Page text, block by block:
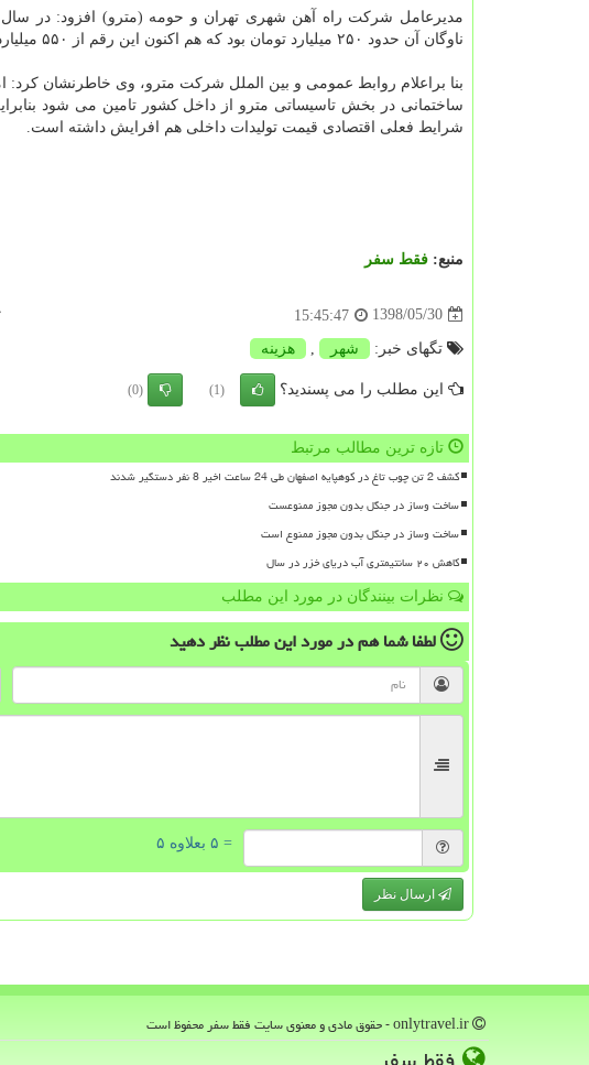
ناوگان آن حدود ۲۵۰ میلیارد تومان بود كه هم اكنون این رقم از ۵۵۰ میلیارد تومان فراتر رفته است و رقم آن برای سال آینده قابل پیشبینی نیست.
بنا براعلام روابط عمومی و بین الملل شركت مترو، وی خاطرنشان كرد:
ساختمانی در بخش تاسیساتی مترو از داخل كشور تامین می شود
شرایط فعلی اقتصادی قیمت تولیدات داخلی هم افرایش داشته است.
منبع: فقط سفر
1398/05/30
15:45:47
تگهای خبر: شهر هزینه
این مطلب را می پسندید؟ (1)
(0)
تازه ترین مطالب مرتبط
کشف 2 تن چوب تاغ در کوهپایه اصفهان طی 24 ساعت اخیر 8 نفر دستگیر شدند
ساخت وساز در جنگل بدون مجوز ممنوعست
ساخت وساز در جنگل بدون مجوز ممنوع است
کاهش ۲۰ سانتیمتری آب دریای خزر در سال
نظرات بینندگان در مورد این مطلب
لطفا شما همدر مورد این مطلبنظر دهید
= ۵ بعلاوه ۵
ارسال نظر